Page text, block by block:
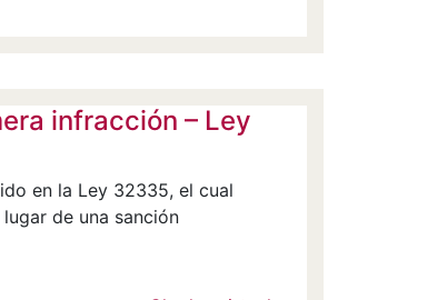
infracción – Ley
en la Ley 32335, el cual
de una sanción